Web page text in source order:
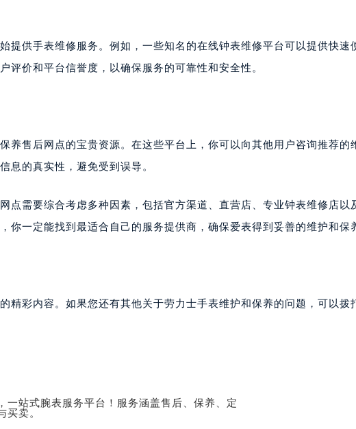
提供手表维修服务。例如，一些知名的在线钟表维修平台可以提供快速
评价和平台信誉度，以确保服务的可靠性和安全性。
养售后网点的宝贵资源。在这些平台上，你可以向其他用户咨询推荐的
息的真实性，避免受到误导。
点需要综合考虑多种因素，包括官方渠道、直营店、专业钟表维修店以
你一定能找到最适合自己的服务提供商，确保爱表得到妥善的维护和保
精彩内容。如果您还有其他关于劳力士手表维护和保养的问题，可以拨